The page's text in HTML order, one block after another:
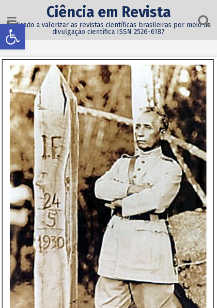
Abrir a barra de ferramentas
Ciência em Revista
Dedicado a valorizar as revistas científicas brasileiras por meio da
divulgação científica ISSN 2526-6187